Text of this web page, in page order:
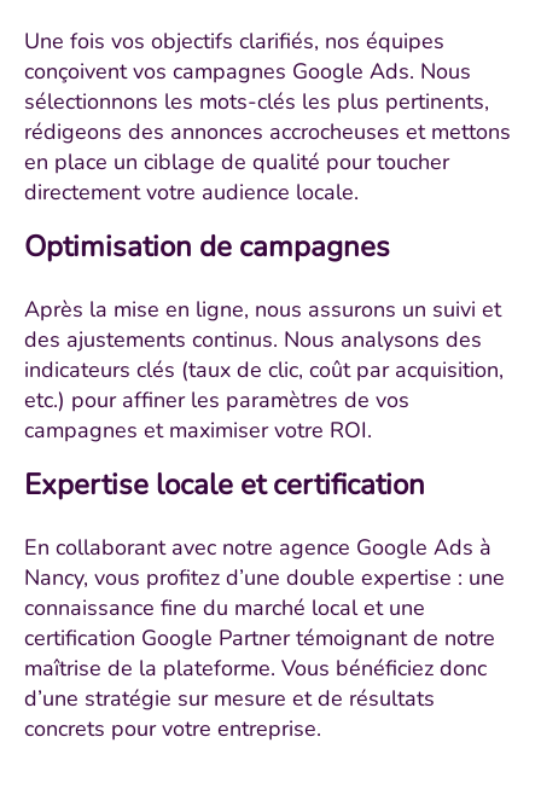
Une fois vos objectifs clarifiés, nos équipes
conçoivent vos campagnes Google Ads. Nous
sélectionnons les mots-clés les plus pertinents,
rédigeons des annonces accrocheuses et mettons
en place un ciblage de qualité pour toucher
directement votre audience locale.
Optimisation de campagnes
Après la mise en ligne, nous assurons un suivi et
des ajustements continus. Nous analysons des
indicateurs clés (taux de clic, coût par acquisition,
etc.) pour affiner les paramètres de vos
campagnes et maximiser votre ROI.
Expertise locale et certification
En collaborant avec notre agence Google Ads à
Nancy, vous profitez d’une double expertise : une
connaissance fine du marché local et une
certification Google Partner témoignant de notre
maîtrise de la plateforme. Vous bénéficiez donc
d’une stratégie sur mesure et de résultats
concrets pour votre entreprise.